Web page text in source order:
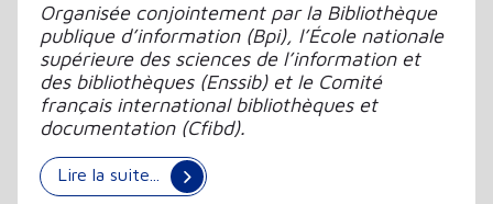
Organisée conjointement par la Bibliothèque
publique d’information (Bpi), l’École nationale
supérieure des sciences de l’information et
des bibliothèques (Enssib) et le Comité
français international bibliothèques et
documentation (Cfibd).
Lire la suite...